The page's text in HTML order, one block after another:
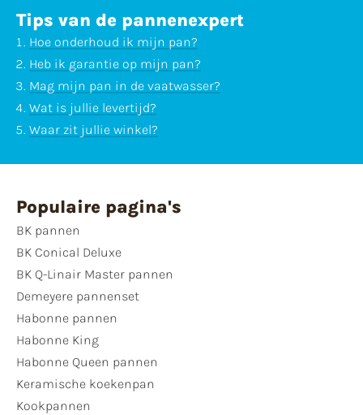
Tips van de pannenexpert
Hoe onderhoud ik mijn pan?
Heb ik garantie op mijn pan?
Mag mijn pan in de vaatwasser?
Wat is jullie levertijd?
Waar zit jullie winkel?
Populaire pagina's
BK pannen
BK Conical Deluxe
BK Q-Linair Master pannen
Demeyere pannenset
Habonne pannen
Habonne King
Habonne Queen pannen
Keramische koekenpan
Kookpannen